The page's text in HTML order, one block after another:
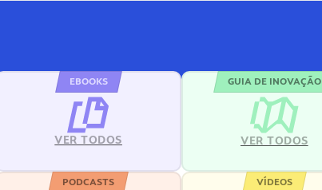
EBOOKS
VER TODOS
GUIA DE INOVAÇÃO
VER TODOS
PODCASTS VÍDEOS